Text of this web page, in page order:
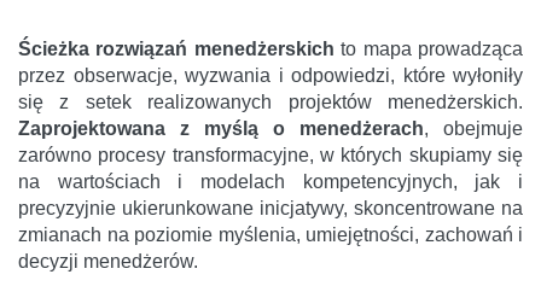
Ścieżka rozwiązań menedżerskich to mapa prowadząca
przez obserwacje, wyzwania i odpowiedzi, które wyłoniły
się z setek realizowanych projektów menedżerskich.
Zaprojektowana z myślą o menedżerach, obejmuje
zarówno procesy transformacyjne, w których skupiamy się
na wartościach i modelach kompetencyjnych, jak i
precyzyjnie ukierunkowane inicjatywy, skoncentrowane na
zmianach na poziomie myślenia, umiejętności, zachowań i
decyzji menedżerów.